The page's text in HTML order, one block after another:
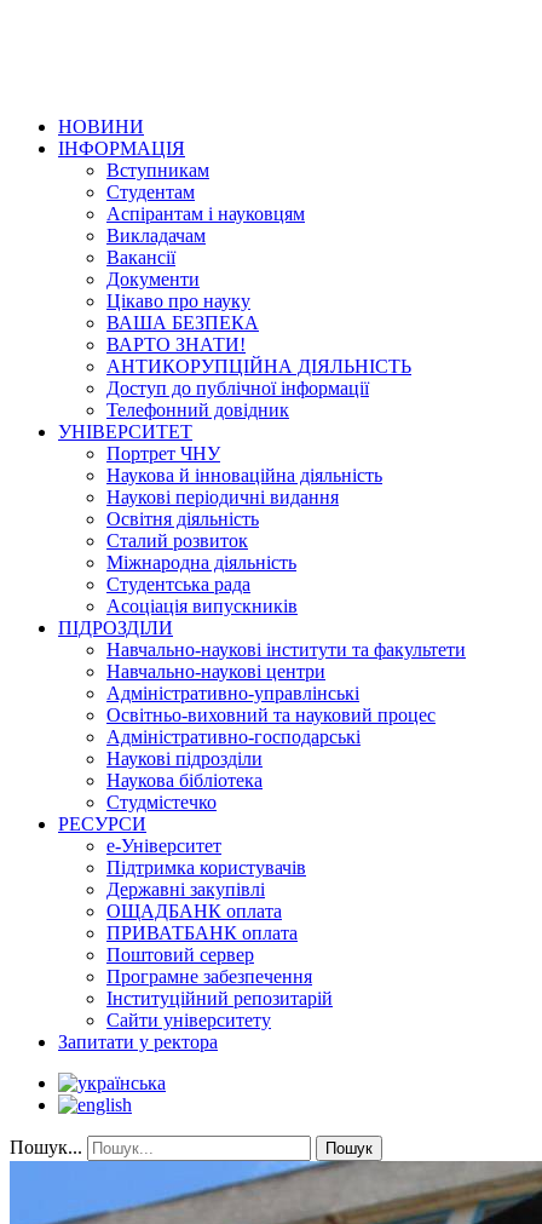
НОВИНИ
ІНФОРМАЦІЯ
Вступникам
Студентам
Аспірантам і науковцям
Викладачам
Вакансії
Документи
Цікаво про науку
ВАША БЕЗПЕКА
ВАРТО ЗНАТИ!
АНТИКОРУПЦІЙНА ДІЯЛЬНІСТЬ
Доступ до публічної інформації
Телефонний довідник
УНІВЕРСИТЕТ
Портрет ЧНУ
Наукова й інноваційна діяльність
Наукові періодичні видання
Освітня діяльність
Сталий розвиток
Міжнародна діяльність
Студентська рада
Асоціація випускників
ПІДРОЗДІЛИ
Навчально-наукові інститути та факультети
Навчально-наукові центри
Адміністративно-управлінські
Освітньо-виховний та науковий процес
Адміністративно-господарські
Наукові підрозділи
Наукова бібліотека
Студмістечко
РЕСУРСИ
е-Університет
Підтримка користувачів
Державні закупівлі
ОЩАДБАНК оплата
ПРИВАТБАНК оплата
Поштовий сервер
Програмне забезпечення
Інституційний репозитарій
Сайти університету
Запитати у ректора
Пошук... Пошук